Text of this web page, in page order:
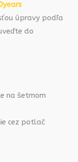
úpravy podľa
do
na šetrnom
cez potlač